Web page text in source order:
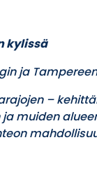
kylissä
ja
–
muiden